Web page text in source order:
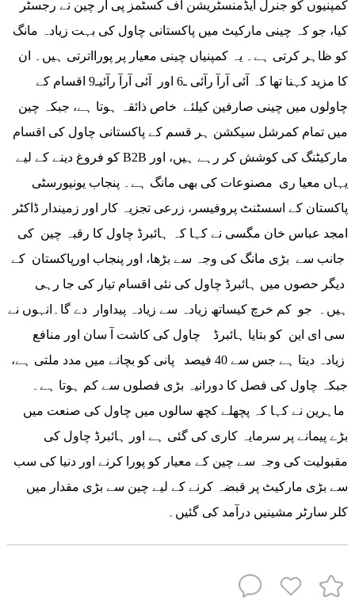
کمپنیوں کو جنرل ایڈمنسٹریشن آف کسٹمز پی آر چین نے رجسٹر
کیا، جو کہ چینی مارکیٹ میں پاکستانی چاول کی بہت زیادہ مانگ
کو ظاہر کرتی ہے۔ یہ کمپنیاں چینی معیار پر پورااترتی ہیں۔ ان
کا مزید کہنا تھا کہ آئی آرآ رآئی ـ6 اور آئی آرآ رآئیـ9 اقسام کے
چاولوں میں چینی صارفین کیلئے خاص ذائقہ ہوتا ہے، جبکہ چین
میں تمام کمرشل سیکشن ہر قسم کے پاکستانی چاول کی اقسام
کو فروغ دینے کے لیے B2B مارکیٹنگ کی کوشش کر رہے ہیں، اور
یہاں معیا ری مصنوعات کی بھی مانگ ہے۔ پنجاب یونیورسٹی
پاکستان کے اسسٹنٹ پروفیسر، زرعی تجزیہ کار اور زمیندار ڈاکٹر
امجد عباس خان مگسی نے کہا کہ ہائبرڈ چاول کا رقبہ چین کی
جانب سے بڑی مانگ کی وجہ سے بڑھا، اور پنجاب اورپاکستان کے
دیگر حصوں میں ہائبرڈ چاول کی نئی اقسام تیار کی جا رہی
ہیں۔ جو کم خرچ کیساتھ زیادہ سے زیادہ پیداوار دے گا۔انہوں نے
سی ای این کو بتایا ہائبرڈ چاول کی کاشت آ سان اور منافع
زیادہ دیتا ہے جس سے 40 فیصد پانی کو بچانے میں مدد ملتی ہے،
جبکہ چاول کی فصل کا دورانیہ بڑی فصلوں سے کم ہوتا ہے۔
ماہرین نے کہا کہ پچھلے کچھ سالوں میں چاول کی صنعت میں
بڑے پیمانے پر سرمایہ کاری کی گئی ہے اور ہائبرڈ چاول کی
مقبولیت کی وجہ سے چین کے معیار کو پورا کرنے اور دنیا کی سب
سے بڑی مارکیٹ پر قبضہ کرنے کے لیے چین سے بڑی مقدار میں
کلر سارٹر مشینیں درآمد کی گئیں۔